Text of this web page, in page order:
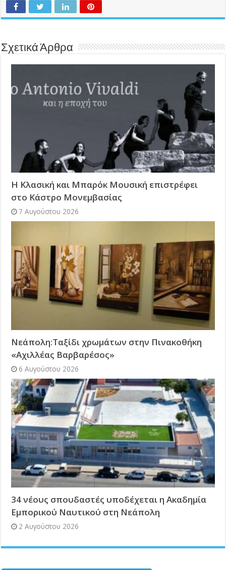
Σχετικά Άρθρα
Η Κλασική και Μπαρόκ Μουσική επιστρέφει
στο Κάστρο Μονεμβασίας
7 Αυγούστου 2026
Νεάπολη:Ταξίδι χρωμάτων στην Πινακοθήκη
«Αχιλλέας Βαρβαρέσος»
6 Αυγούστου 2026
34 νέους σπουδαστές υποδέχεται η Ακαδημία
Εμπορικού Ναυτικού στη Νεάπολη
2 Αυγούστου 2026